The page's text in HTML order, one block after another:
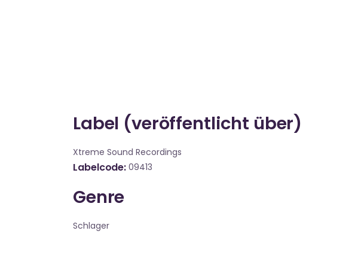
Label (veröffentlicht über)
Xtreme Sound Recordings
Labelcode 09413
Genre
Schlager